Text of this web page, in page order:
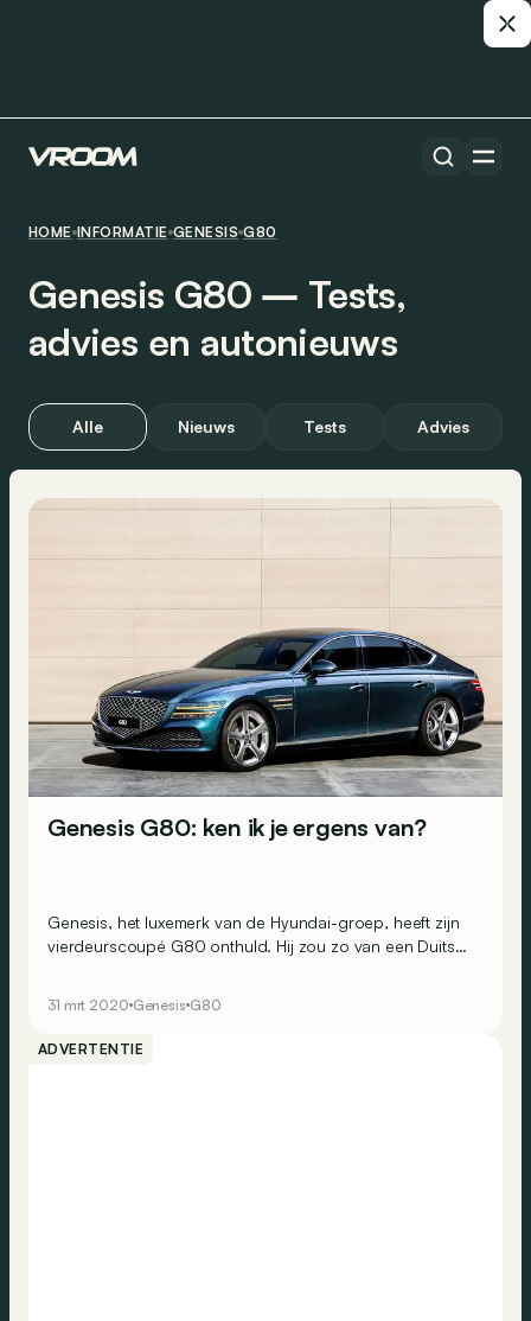
HOME INFORMATIE GENESIS G80
Genesis G80 ― Tests,
advies en autonieuws
Alle Nieuws Tests Advies
Genesis G80: ken ik je ergens van?
Genesis, het luxemerk van de Hyundai-groep, heeft zijn
vierdeurscoupé G80 onthuld. Hij zou zo van een Duitse
31 mrt 2020 Genesis G80
ADVERTENTIE